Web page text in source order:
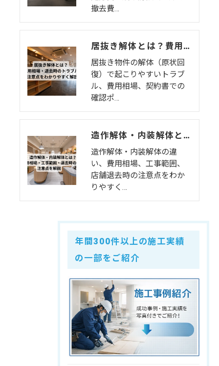
撤去費…
居抜き解体とは？費用相場・退去時のトラブル・注意点をわかりやすく解説
居抜き物件の解体（原状回
復）で起こりやすいトラブ
ル、費用相場、契約書での
確認ポ…
造作解体・内装解体とは？費用相場・工事範囲・退去時の注意点を解説
造作解体・内装解体の違
い、費用相場、工事範囲、
店舗退去時の注意点をわか
りやすく…
年間300件以上の施工実績
の一部をご紹介